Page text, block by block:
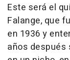
Este será el
Falange, que
en 1936 y
años